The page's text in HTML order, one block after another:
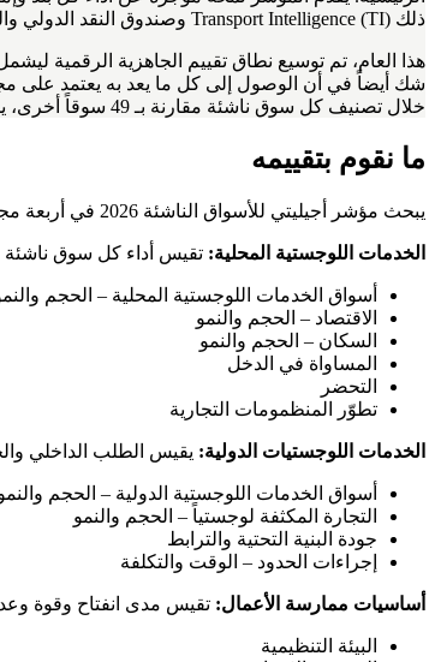
ذلك Transport Intelligence (TI) وصندوق النقد الدولي والمنتدى الاقتصادي العالمي، عبر المكونات الأربعة.
هذا العام، تم توسيع نطاق تقييم الجاهزية الرقمية
شك أيضاً في أن الوصول إلى كل ما يعد به يعتمد على
خلال تصنيف كل سوق ناشئة مقارنة بـ 49 سوقاً أخرى، يسلط المؤشر الضوء على الأسواق ذات الأداء القوي ويوضح نقاط القوة والضعف والفرص الاستثمارية الهامة في كل سوق.
ما نقوم بتقييمه
يبحث مؤشر أجيليتي للأسواق الناشئة 2026 في أربعة مجالات رئيسية لتطوير سوق الخدمات اللوجستية:
الخدمات اللوجستية المحلية: تقيس أداء كل سوق ناشئة
أسواق الخدمات اللوجستية المحلية – الحجم
الاقتصاد – الحجم والنمو
السكان – الحجم والنمو
المساواة في الدخل
التحضر
تطوّر المنظمومات التجارية
الخدمات اللوجستيات الدولية: يقيس الطلب الداخلي
أسواق الخدمات اللوجستية الدولية – الحجم
التجارة المكثفة لوجستياً – الحجم والنمو
جودة البنية التحتية والترابط
إجراءات الحدود – الوقت والتكلفة
أساسيات ممارسة الأعمال: تقيس مدى انفتاح وقوة
البيئة التنظيمية